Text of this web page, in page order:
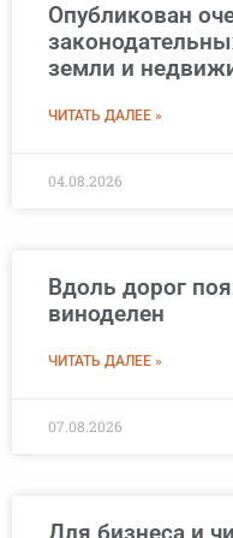
Опубликован
земли и
ЧИТАТЬ ДАЛЕЕ »
04.08.2026
Вдоль дорог
виноделен
ЧИТАТЬ ДАЛЕЕ »
07.08.2026